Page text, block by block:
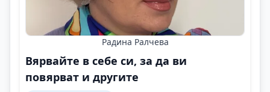
Радина Ралчева
Вярвайте в себе си, за да ви
повярват и другите